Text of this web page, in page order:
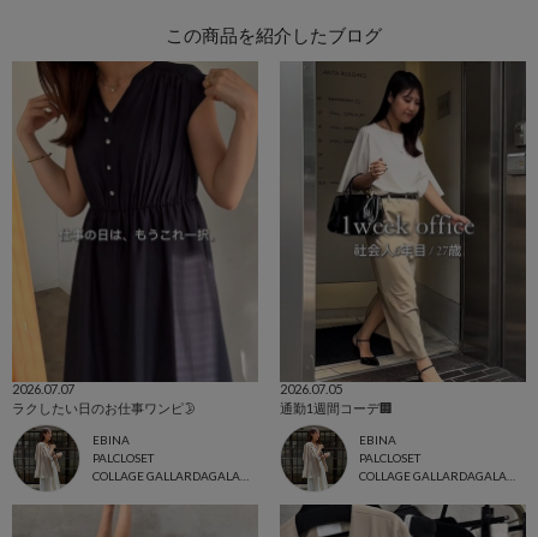
この商品を紹介したブログ
2026.07.07
ラクしたい日のお仕事ワンピ🌛
EBINA
PALCLOSET
2026.07.05
通勤1週間コーデ🏢
EBINA
PALCLOSET